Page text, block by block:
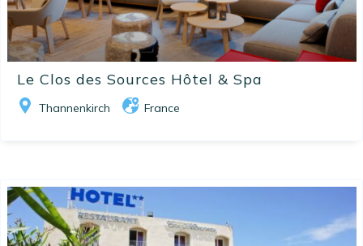
Le Clos des Sources Hôtel & Spa
Thannenkirch France